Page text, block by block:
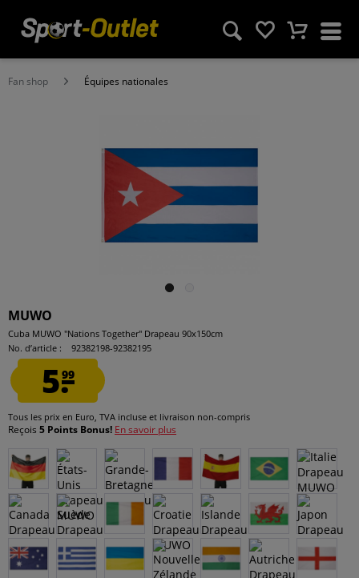
Fan shop Équipes nationales
MUWO
Cuba MUWO "Nations Together" Drapeau 90x150cm
No. d’article :
92382198-92382195
5.99
Tous les prix en Euro, TVA incluse et livraison non-compris
Reçois 5 Points Bonus! En savoir plus